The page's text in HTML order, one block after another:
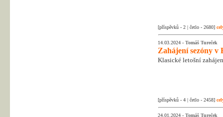
[příspěvků - 2 | četlo - 2680]
14.03.2024 - Tomáš Tureček
Zahájení sezóny v
Klasické letošní
[příspěvků - 4 | četlo - 2458]
24.01.2024 - Tomáš Tureček